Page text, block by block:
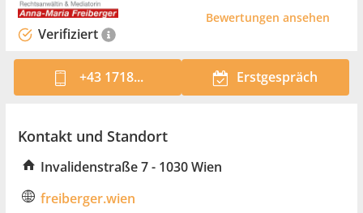
Verifiziert
Bewertungen ansehen
+43 1718... Erstgespräch
Kontakt und Standort
Invalidenstraße 7 - 1030 Wien
freiberger.wien